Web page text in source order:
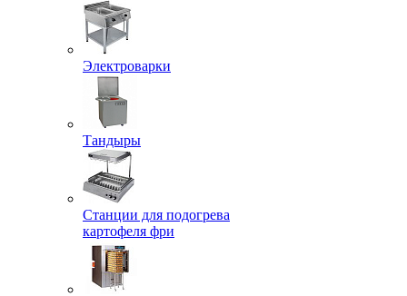
Электроварки
Тандыры
Станции для подогрева
картофеля фри